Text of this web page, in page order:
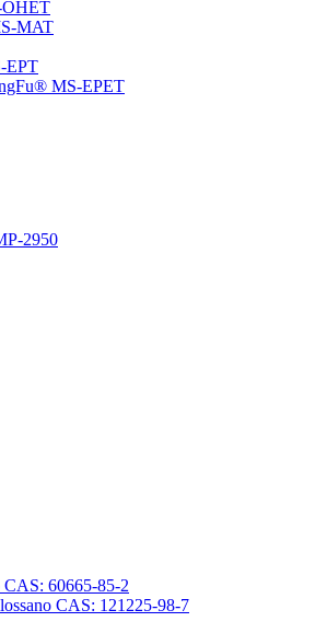
OHET
MAT
EPT
MS-EPET
2950
CAS: 60665-85-2
CAS: 121225-98-7